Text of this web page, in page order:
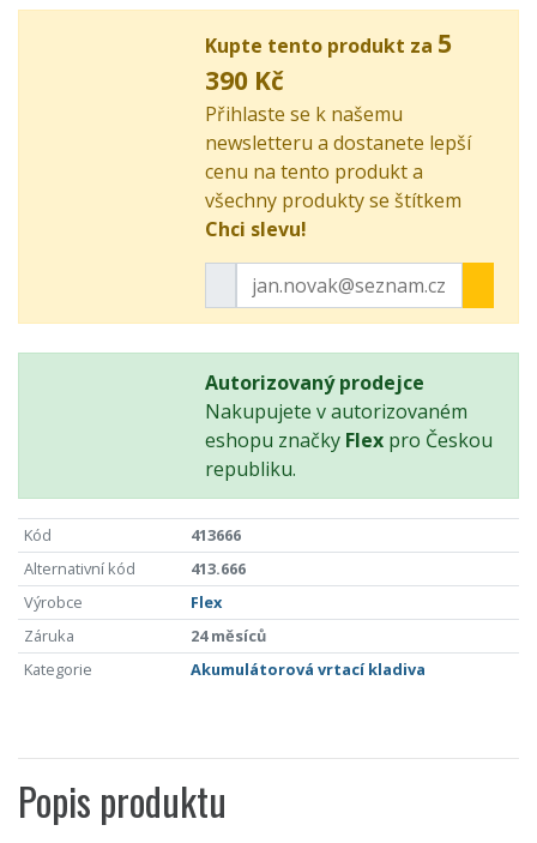
Kupte tento produkt za 5
390 Kč
Přihlaste se k našemu
newsletteru a dostanete lepší
cenu na tento produkt a
všechny produkty se štítkem
Chci slevu!
Autorizovaný prodejce
Nakupujete v autorizovaném
eshopu značky Flex pro Českou
republiku.
Kód
413666
Alternativní kód
413.666
Výrobce
Flex
Záruka
24 měsíců
Kategorie
Akumulátorová vrtací kladiva
Popis produktu